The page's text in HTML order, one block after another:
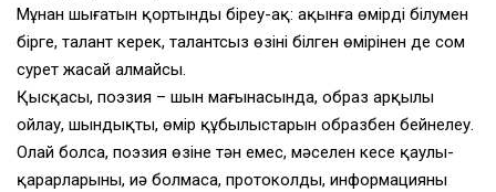
Мұнан шығатын қортынды біреу-ақ: ақынға өмірді білумен
бірге, талант керек, талантсыз өзінің білген өміріңнен де сом
сурет жасай алмайсың.
Қысқасы, поэзия – шын мағынасында, образ арқылы
ойлау, шындықты, өмір құбылыстарын образбен бейнелеу.
Олай болса, поэзия өзіне тән емес, мәселен кеңсе қаулы-
қарарларының, иә болмаса, протоколдың, информацияның